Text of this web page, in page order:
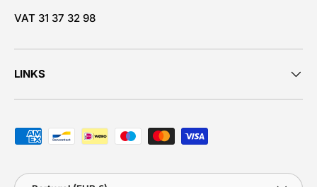
VAT 31 37 32 98
LINKS
Métodos de pagamento aceites
País